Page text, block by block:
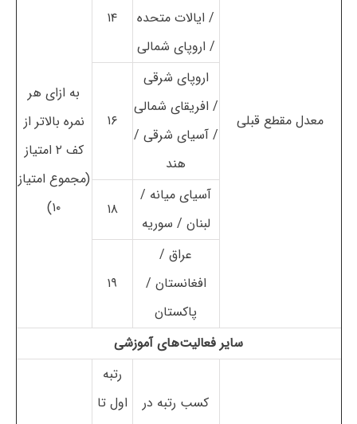
معدل مقطع قبلی
/ ایالات متحده
/ اروپای شمالی
۱۴
به ازای هر
نمره بالاتر از
کف ۲ امتیاز
(مجموع امتیاز
۱۰)
اروپای شرقی
/ افریقای شمالی
/ آسیای شرقی /
هند
۱۶
آسیای میانه /
لبنان / سوریه
۱۸
عراق /
افغانستان /
پاکستان
۱۹
سایر فعالیت‌های آموزشی
کسب رتبه در
رتبه
اول تا